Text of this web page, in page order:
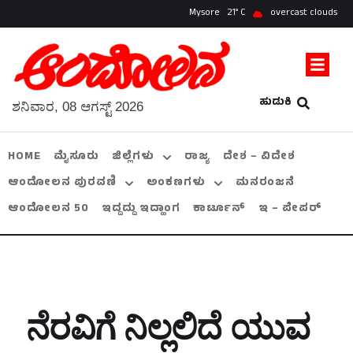
Mysore 21 overcast clouds
ಹುಡುಕಿ
ಶನಿವಾರ, 08 ಆಗಸ್ಟ್ 2026
HOME ಮೈಸೂರು ಜಿಲ್ಲೆಗಳು ರಾಜ್ಯ
ದೇಶ – ವಿದೇಶ
ಆಂದೋಲನ ಪುರವಣಿ
ಅಂಕಣಗಳು
ಮನರಂಜನೆ
ಆಂದೋಲನ 50
ಇದ್ದದ್ದು ಇದ್ಹಾಂಗ ಕಾರ್ಟೂನ್ ಇ – ಪೇಪರ್
ನೆರವಿಗೆ ನಿಲ್ಲಲಿದೆ ಯುವ